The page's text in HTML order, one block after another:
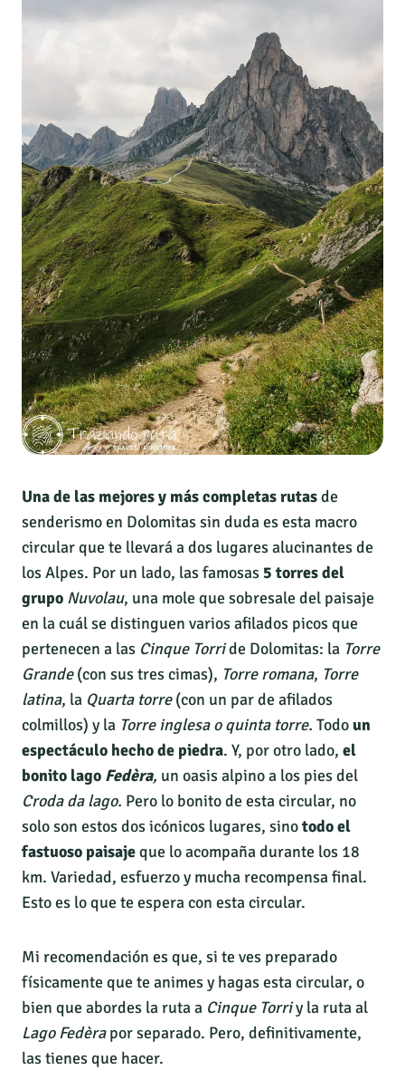
Una de las mejores y más completas rutasde
senderismo en Dolomitas sin duda es esta macro
circular que te llevará a dos lugares alucinantes de
los Alpes. Por un lado, las famosas 5 torres del
grupo Nuvolau, una mole que sobresale del paisaje
en la cuál se distinguen varios afilados picos que
pertenecen a las Cinque Torride Dolomitas: la Torre
Grande(con sus tres cimas), Torre romana, Torre
latina, la Quarta torre(con un par de afilados
colmillos) y la Torre inglesa o quinta torre. Todoun
espectáculo hecho de piedra. Y, por otro lado, el
bonito lago Fedèra, un oasis alpino a los pies del
Croda da lago. Pero lo bonito de esta circular, no
solo son estos dos icónicos lugares, sinotodo el
fastuoso paisajeque lo acompaña durante los 18
km. Variedad, esfuerzo y mucha recompensa final.
Esto es lo que te espera con esta circular.
Mi recomendación es que, si te ves preparado
físicamente que te animes y hagas esta circular, o
bien que abordes la ruta a Cinque Torriy la ruta al
Lago Fedèrapor separado. Pero, definitivamente,
las tienes que hacer.